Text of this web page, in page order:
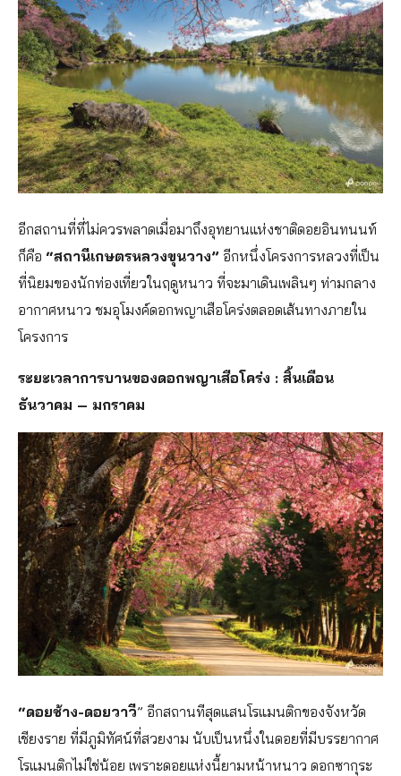
อีกสถานที่ที่ไม่ควรพลาดเมื่อมาถึงอุทยานแห่งชาติดอยอินทนนท์
ก็คือ “สถานีเกษตรหลวงขุนวาง” อีกหนึ่งโครงการหลวงที่เป็น
ที่นิยมของนักท่องเที่ยวในฤดูหนาว ที่จะมาเดินเพลินๆ ท่ามกลาง
อากาศหนาว ชมอุโมงค์ดอกพญาเสือโคร่งตลอดเส้นทางภายใน
โครงการ
ระยะเวลาการบานของดอกพญาเสือโคร่ง : สิ้นเดือน
ธันวาคม – มกราคม
“ดอยช้าง-ดอยวาวี” อีกสถานทีสุดแสนโรแมนติกของจังหวัด
เชียงราย ที่มีภูมิทัศน์ที่สวยงาม นับเป็นหนึ่งในดอยที่มีบรรยากาศ
โรแมนติกไม่ใช่น้อย เพราะดอยแห่งนี้ยามหน้าหนาว ดอกซากุระ